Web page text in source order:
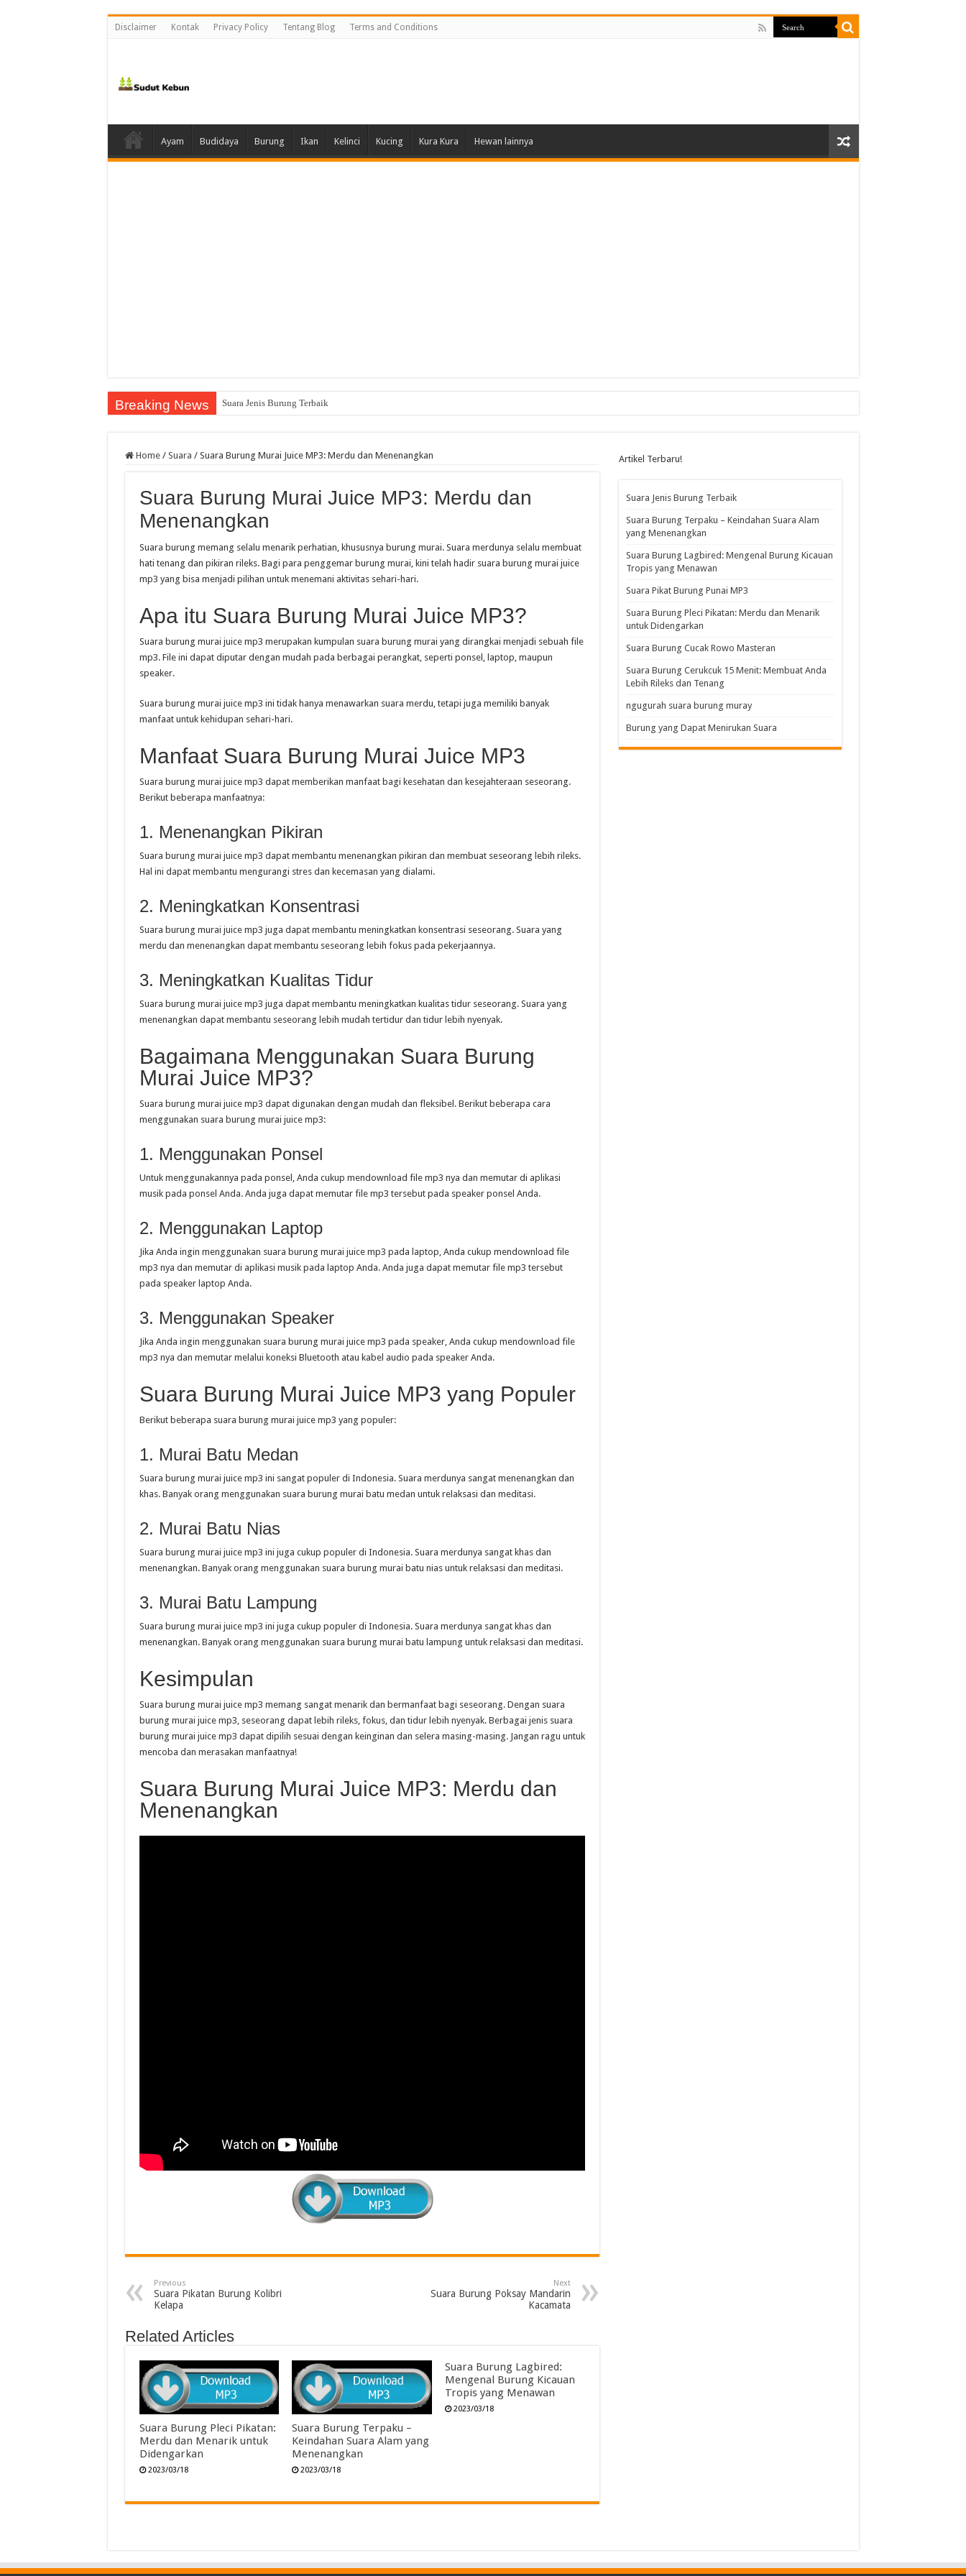
Disclaimer Kontak Privacy Policy Tentang Blog Terms and Conditions
Ayam Budidaya Burung Ikan Kelinci Kucing Kura Kura Hewan lainnya
Breaking News Suara Jenis Burung Terbaik
Home / Suara / Suara Burung Murai Juice MP3: Merdu dan Menenangkan
Suara Burung Murai Juice MP3: Merdu dan
Menenangkan
Suara burung memang selalu menarik perhatian, khususnya burung murai. Suara merdunya selalu membuat
hati tenang dan pikiran rileks. Bagi para penggemar burung murai, kini telah hadir suara burung murai juice
mp3 yang bisa menjadi pilihan untuk menemani aktivitas sehari-hari.
Apa itu Suara Burung Murai Juice MP3?
Suara burung murai juice mp3 merupakan kumpulan suara burung murai yang dirangkai menjadi sebuah file
mp3. File ini dapat diputar dengan mudah pada berbagai perangkat, seperti ponsel, laptop, maupun
speaker.
Suara burung murai juice mp3 ini tidak hanya menawarkan suara merdu, tetapi juga memiliki banyak
manfaat untuk kehidupan sehari-hari.
Manfaat Suara Burung Murai Juice MP3
Suara burung murai juice mp3 dapat memberikan manfaat bagi kesehatan dan kesejahteraan seseorang.
Berikut beberapa manfaatnya:
1. Menenangkan Pikiran
Suara burung murai juice mp3 dapat membantu menenangkan pikiran dan membuat seseorang lebih rileks.
Hal ini dapat membantu mengurangi stres dan kecemasan yang dialami.
2. Meningkatkan Konsentrasi
Suara burung murai juice mp3 juga dapat membantu meningkatkan konsentrasi seseorang. Suara yang
merdu dan menenangkan dapat membantu seseorang lebih fokus pada pekerjaannya.
3. Meningkatkan Kualitas Tidur
Suara burung murai juice mp3 juga dapat membantu meningkatkan kualitas tidur seseorang. Suara yang
menenangkan dapat membantu seseorang lebih mudah tertidur dan tidur lebih nyenyak.
Bagaimana Menggunakan Suara Burung
Murai Juice MP3?
Suara burung murai juice mp3 dapat digunakan dengan mudah dan fleksibel. Berikut beberapa cara
menggunakan suara burung murai juice mp3:
1. Menggunakan Ponsel
Untuk menggunakannya pada ponsel, Anda cukup mendownload file mp3 nya dan memutar di aplikasi
musik pada ponsel Anda. Anda juga dapat memutar file mp3 tersebut pada speaker ponsel Anda.
2. Menggunakan Laptop
Jika Anda ingin menggunakan suara burung murai juice mp3 pada laptop, Anda cukup mendownload file
mp3 nya dan memutar di aplikasi musik pada laptop Anda. Anda juga dapat memutar file mp3 tersebut
pada speaker laptop Anda.
3. Menggunakan Speaker
Jika Anda ingin menggunakan suara burung murai juice mp3 pada speaker, Anda cukup mendownload file
mp3 nya dan memutar melalui koneksi Bluetooth atau kabel audio pada speaker Anda.
Suara Burung Murai Juice MP3 yang Populer
Berikut beberapa suara burung murai juice mp3 yang populer:
1. Murai Batu Medan
Suara burung murai juice mp3 ini sangat populer di Indonesia. Suara merdunya sangat menenangkan dan
khas. Banyak orang menggunakan suara burung murai batu medan untuk relaksasi dan meditasi.
2. Murai Batu Nias
Suara burung murai juice mp3 ini juga cukup populer di Indonesia. Suara merdunya sangat khas dan
menenangkan. Banyak orang menggunakan suara burung murai batu nias untuk relaksasi dan meditasi.
3. Murai Batu Lampung
Suara burung murai juice mp3 ini juga cukup populer di Indonesia. Suara merdunya sangat khas dan
menenangkan. Banyak orang menggunakan suara burung murai batu lampung untuk relaksasi dan meditasi.
Kesimpulan
Suara burung murai juice mp3 memang sangat menarik dan bermanfaat bagi seseorang. Dengan suara
burung murai juice mp3, seseorang dapat lebih rileks, fokus, dan tidur lebih nyenyak. Berbagai jenis suara
burung murai juice mp3 dapat dipilih sesuai dengan keinginan dan selera masing-masing. Jangan ragu untuk
mencoba dan merasakan manfaatnya!
Suara Burung Murai Juice MP3: Merdu dan
Menenangkan
Previous
Suara Pikatan Burung Kolibri
Kelapa
Next
Suara Burung Poksay Mandarin
Kacamata
Related Articles
Suara Burung Pleci Pikatan:
Merdu dan Menarik untuk
Didengarkan
2023/03/18
Suara Burung Terpaku –
Keindahan Suara Alam yang
Menenangkan
2023/03/18
Suara Burung Lagbired:
Mengenal Burung Kicauan
Tropis yang Menawan
2023/03/18
Artikel Terbaru!
Suara Jenis Burung Terbaik
Suara Burung Terpaku – Keindahan Suara Alam
yang Menenangkan
Suara Burung Lagbired: Mengenal Burung Kicauan
Tropis yang Menawan
Suara Pikat Burung Punai MP3
Suara Burung Pleci Pikatan: Merdu dan Menarik
untuk Didengarkan
Suara Burung Cucak Rowo Masteran
Suara Burung Cerukcuk 15 Menit: Membuat Anda
Lebih Rileks dan Tenang
ngugurah suara burung muray
Burung yang Dapat Menirukan Suara